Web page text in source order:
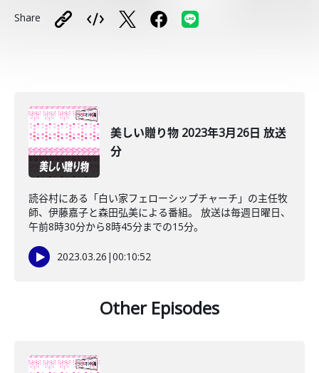
Share
美しい贈り物 2023年3月26日 放送
分
読谷村にある「白い家フェローシップチャーチ」の主任牧
師、伊藤嘉子と森田弘美による番組。 放送は毎週日曜日、
午前8時30分から8時45分までの15分。
2023.03.26 |00:10:52
Other Episodes